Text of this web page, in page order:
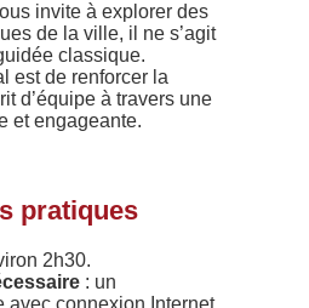
invite à explorer des
de la ville, il ne s’agit
classique.
est de renforcer la
d’équipe à travers une
et engageante.
pratiques
2h30.
: un
avec connexion Internet